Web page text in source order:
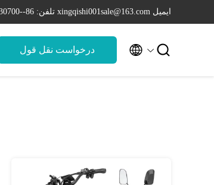
ایمیل xingqishi001sale@163.com تلفن: 86--18988930700
درخواست نقل قول  